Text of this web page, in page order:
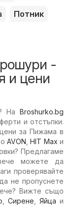
Потник
-
и цени
На Broshurko.bg
и отстъпки.
за Пижама в
AVON ,HIT Max и
Предлагаме
можете да
проверявайте
не пропуснете
Вижте също
Сирене Яйца и